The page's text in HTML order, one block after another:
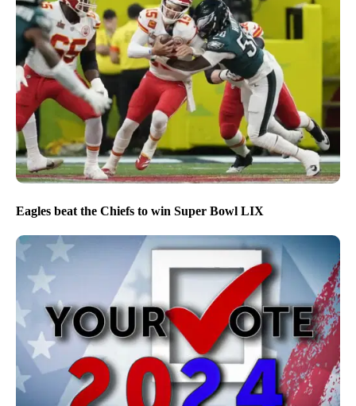
Eagles beat the Chiefs to win Super Bowl LIX